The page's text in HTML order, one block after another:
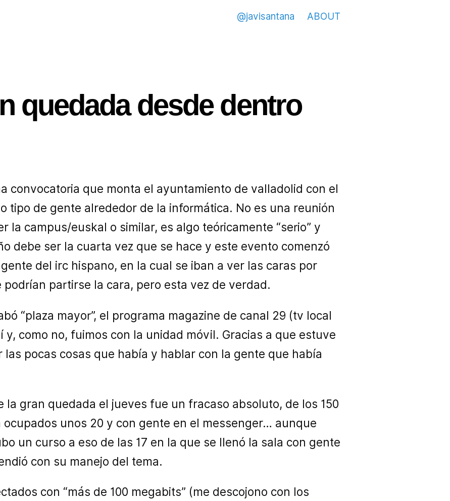
@javisantana ABOUT
quedada desde dentro
convocatoria que monta el ayuntamiento de valladolid con el
tipo de gente alrededor de la informática. No es una reunión
la campus/euskal o similar, es algo teóricamente “serio” y
debe ser la cuarta vez que se hace y este evento comenzó
del irc hispano, en la cual se iban a ver las caras por
podrían partirse la cara, pero esta vez de verdad.
“plaza mayor”, el programa magazine de canal 29 (tv local
y, como no, fuimos con la unidad móvil. Gracias a que estuve
pocas cosas que había y hablar con la gente que había
la gran quedada el jueves fue un fracaso absoluto, de los 150
ocupados unos 20 y con gente en el messenger… aunque
un curso a eso de las 17 en la que se llenó la sala con gente
con su manejo del tema.
con “más de 100 megabits” (me descojono con los